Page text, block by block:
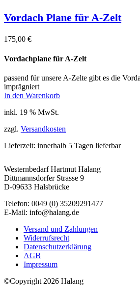
Vordach Plane für A-Zelt
175,00 €
Vordachplane für A-Zelt
passend für unsere A-Zelte gibt es die
imprägniert
In den Warenkorb
inkl. 19 % MwSt.
zzgl. Versandkosten
Lieferzeit: innerhalb 5 Tagen lieferbar
Westernbedarf Hartmut Halang
Dittmannsdorfer Strasse 9
D-09633 Halsbrücke
Telefon: 0049 (0) 35209291477
E-Mail: info@halang.de
Versand und Zahlungen
Widerrufsrecht
Datenschutzerklärung
AGB
Impressum
©Copyright 2026 Halang